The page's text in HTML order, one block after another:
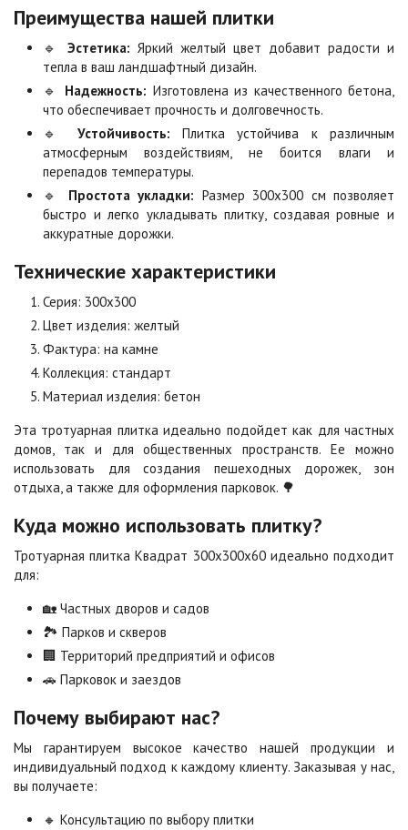
Коричневая
Цена по запросу Цена по запросу
Листопад
Цена по запросу
Меланж
Цена по запросу
Неаполь
Оранжевая
Цена по запросу
Особая серия
Цена по запросу
Сахара
Цена по запросу
Серая
Цена по запросу
Серо-белая
Цена по запросу Цена по запросу
Сорренто
Цена по запросу
Цена по запросу
Черная
Преимущества нашей плитки
🔹 Эстетика: Яркий желтый цвет добавит радости и
тепла в ваш ландшафтный дизайн.
🔹 Надежность: Изготовлена из качественного бетона,
что обеспечивает прочность и долговечность.
🔹 Устойчивость: Плитка устойчива к различным
атмосферным воздействиям, не боится влаги и
перепадов температуры.
🔹 Простота укладки: Размер 300х300 см позволяет
быстро и легко укладывать плитку, создавая ровные и
аккуратные дорожки.
Технические характеристики
Серия: 300х300
Цвет изделия: желтый
Фактура: на камне
Коллекция: стандарт
Материал изделия: бетон
Эта тротуарная плитка идеально подойдет как для частных
домов, так и для общественных пространств. Ее можно
использовать для создания пешеходных дорожек, зон
отдыха, а также для оформления парковок. 🌳
Куда можно использовать плитку?
Тротуарная плитка Квадрат 300х300х60 идеально подходит
для:
🏡 Частных дворов и садов
🏞️ Парков и скверов
🏢 Территорий предприятий и офисов
🚗 Парковок и заездов
Почему выбирают нас?
Мы гарантируем высокое качество нашей продукции и
индивидуальный подход к каждому клиенту. Заказывая у нас,
вы получаете:
🔸 Консультацию по выбору плитки